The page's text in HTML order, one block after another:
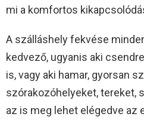
mi a komfortos
A szálláshely fekvése
kedvező, ugyanis aki
is, vagy aki hamar, gyorsan
szórakozóhelyeket, tereket,
az is meg lehet elégedve az